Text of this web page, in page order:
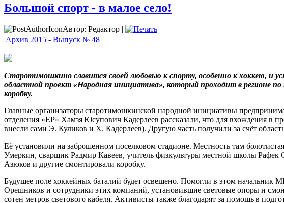
Большой спорт - в малое село!
Автор: Редактор |
Архив 2015 - Выпуск № 48
Старотимошкино славится своей любовью к спорту, особенно к хоккею, и
областной проект «Народная инициатива», который проходит в регионе
коробку.
Главные организаторы старотимошкинской народной инициативы
отделения «ЕР» Хамзя Юсупович Кадерлеев рассказали, что для вхождения в
внесли сами Э. Куликов и Х. Кадерлеев). Другую часть получили за счёт
Её установили на заброшенном поселковом стадионе. Местность там
Умеркин, сварщик Радмир Кавеев, учитель физкультуры местной школы
Азюков и другие смонтировали коробку.
Будущее поле хоккейных баталий будет освещено. Помогли в этом
Орешников и сотрудники этих компаний, установившие световые опоры и
сотен метров светового кабеля. Активисты также благодарят за помощь в